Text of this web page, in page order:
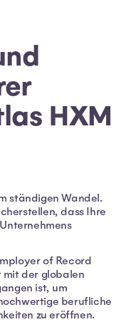
HXM
ständigen Wandel.
dass Ihre
of Record
mit der globalen
ist, um
berufliche
zu eröffnen.